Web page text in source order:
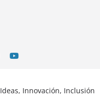
Ideas, Innovación, Inclusión